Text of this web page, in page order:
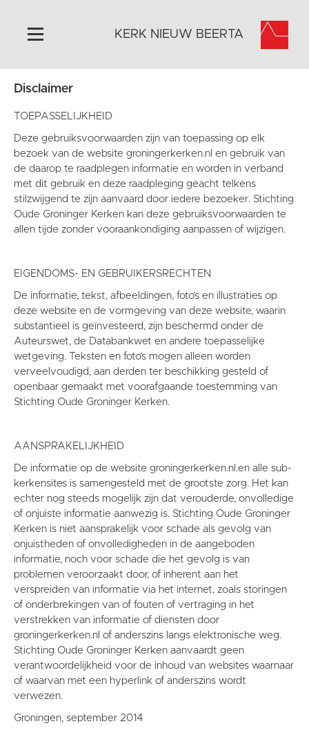
Home
Algemeen
Historie
Omgeving
Activiteiten
Doneer
Contact
KERK NIEUW BEERTA
Disclaimer
TOEPASSELIJKHEID
Deze gebruiksvoorwaarden zijn van toepassing op elk
bezoek van de website groningerkerken.nl en gebruik van
de daarop te raadplegen informatie en worden in verband
met dit gebruik en deze raadpleging geacht telkens
stilzwijgend te zijn aanvaard door iedere bezoeker. Stichting
Oude Groninger Kerken kan deze gebruiksvoorwaarden te
allen tijde zonder vooraankondiging aanpassen of wijzigen.
EIGENDOMS- EN GEBRUIKERSRECHTEN
De informatie, tekst, afbeeldingen, foto’s en illustraties op
deze website en de vormgeving van deze website, waarin
substantieel is geïnvesteerd, zijn beschermd onder de
Auteurswet, de Databankwet en andere toepasselijke
wetgeving. Teksten en foto’s mogen alleen worden
verveelvoudigd, aan derden ter beschikking gesteld of
openbaar gemaakt met voorafgaande toestemming van
Stichting Oude Groninger Kerken.
AANSPRAKELIJKHEID
De informatie op de website groningerkerken.nl.en alle sub-
kerkensites is samengesteld met de grootste zorg. Het kan
echter nog steeds mogelijk zijn dat verouderde, onvolledige
of onjuiste informatie aanwezig is. Stichting Oude Groninger
Kerken is niet aansprakelijk voor schade als gevolg van
onjuistheden of onvolledigheden in de aangeboden
informatie, noch voor schade die het gevolg is van
problemen veroorzaakt door, of inherent aan het
verspreiden van informatie via het internet, zoals storingen
of onderbrekingen van of fouten of vertraging in het
verstrekken van informatie of diensten door
groningerkerken.nl of anderszins langs elektronische weg.
Stichting Oude Groninger Kerken aanvaardt geen
verantwoordelijkheid voor de inhoud van websites waarnaar
of waarvan met een hyperlink of anderszins wordt
verwezen.
Groningen, september 2014